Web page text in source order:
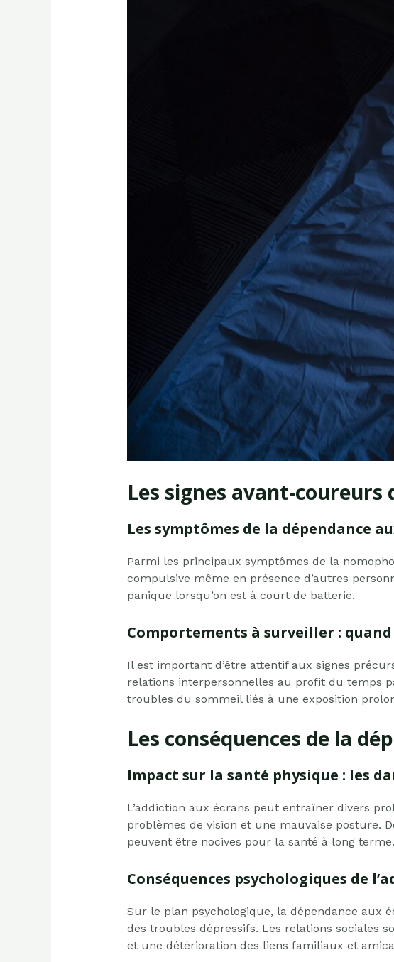
Les signes avant-coureurs
Les symptômes de la dépendance
Parmi les principaux symptômes de la
compulsive même en présence d’autres
panique lorsqu’on est à court de batterie.
Comportements à surveiller : quand
Il est important d’être attentif aux signes
relations interpersonnelles au profit du temps
troubles du sommeil liés à une exposition
Les conséquences de la
Impact sur la santé physique : les
L’addiction aux écrans peut entraîner divers
problèmes de vision et une mauvaise posture.
peuvent être nocives pour la santé à long terme.
Conséquences psychologiques de
Sur le plan psychologique, la dépendance aux
des troubles dépressifs. Les relations sociales
et une détérioration des liens familiaux et